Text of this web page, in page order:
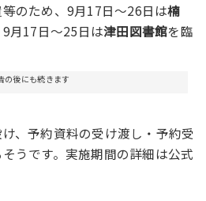
のため、9月17日～26日は楠
9月17日～25日は津田図書館を臨
の後にも続きます
、予約資料の受け渡し・予約受
うです。実施期間の詳細は公式